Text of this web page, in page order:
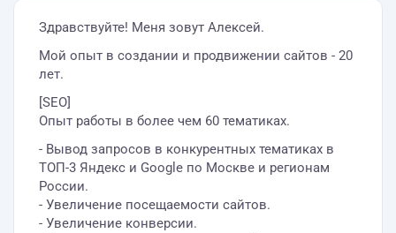
Здравствуйте! Меня зовут Алексей.
Мой опыт в создании и продвижении сайтов - 20
лет.
[SEO]
Опыт работы в более чем 60 тематиках.
- Вывод запросов в конкурентных тематиках в
ТОП-3 Яндекс и Google по Москве и регионам
России.
- Увеличение посещаемости сайтов.
- Увеличение конверсии.